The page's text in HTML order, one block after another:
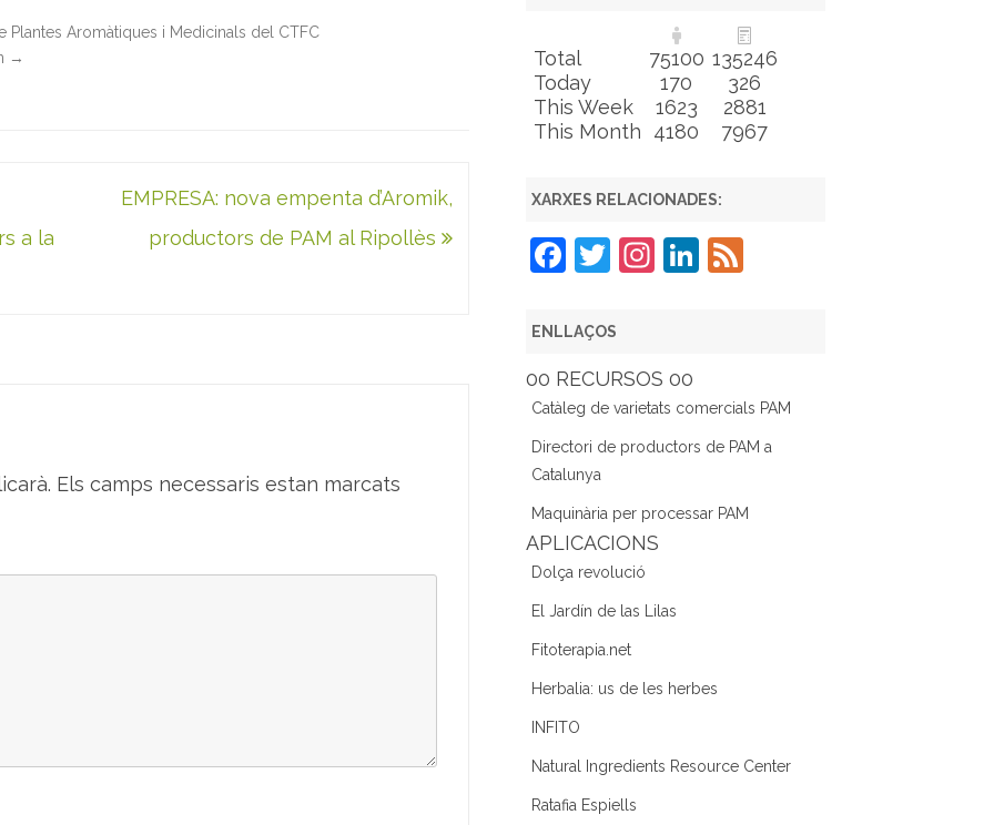
Plantes Aromàtiques i Medicinals del CTFC
→
a la
EMPRESA: nova empenta d’Aromik,
productors de PAM al Ripollès
Els camps necessaris estan marcats
Total 75100 135246
Today
170
326
This Week
1623
2881
This Month
4180 7967
XARXES RELACIONADES:
F
c
e
b
o
o
k
T
itt
er
In
gr
a
m
Li
dI
n
F
ENLLAÇOS
00 RECURSOS 00
Catàleg de varietats comercials PAM
Directori de productors de PAM a
Catalunya
Maquinària per processar PAM
APLICACIONS
Dolça revolució
El Jardín de las Lilas
Fitoterapia.net
Herbalia: us de les herbes
INFITO
Natural Ingredients Resource Center
Ratafia Espiells